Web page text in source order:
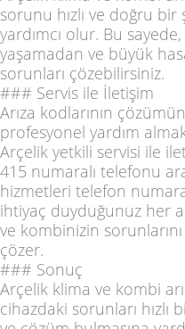
sorunu hızlı ve doğru
yardımcı olur. Bu
yaşamadan ve büyük
sorunları çözebilirsiniz.
### Servis ile İletişim
Arıza kodlarının
profesyonel yardım
Arçelik yetkili servisi ile
415 numaralı telefonu
hizmetleri telefon
ihtiyaç duyduğunuz her
ve kombinizin
çözer.
### Sonuç
Arçelik klima ve kombi
cihazdaki sorunları